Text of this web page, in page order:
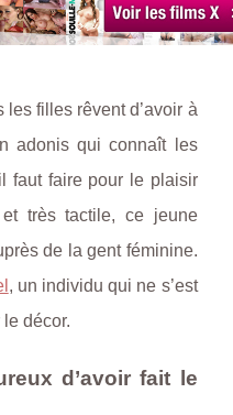
les filles rêvent d’avoir à
adonis qui connaît les
faut faire pour le plaisir
très tactile, ce jeune
de la gent féminine.
, un individu qui ne s’est
décor.
d’avoir fait le